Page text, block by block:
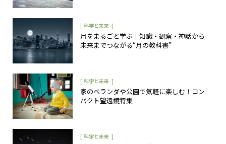
[ 科学と未来 ]
月をまるごと学ぶ｜知識・観察・神話から
未来までつながる“月の教科書”
[ 科学と未来 ]
家のベランダや公園で気軽に楽しむ！コン
パクト望遠鏡特集
[ 科学と未来 ]